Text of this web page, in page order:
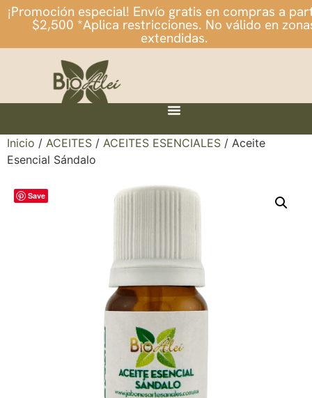
¡Promoción especial! Envío gratis en compras a
$2,500 *Aplica restricciones. No válido en
extendidas.
Inicio / ACEITES / ACEITES ESENCIALES / Aceite
Esencial Sándalo
Save